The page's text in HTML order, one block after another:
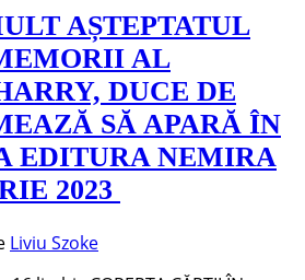
AȘTEPTATUL
AL
DUCE DE
SĂ APARĂ ÎN
EDITURA NEMIRA
2023
Liviu Szoke